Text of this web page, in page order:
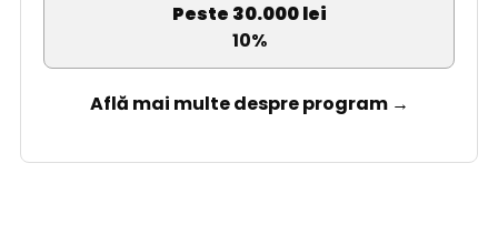
Peste 30.000 lei
10%
Află mai multe despre program →